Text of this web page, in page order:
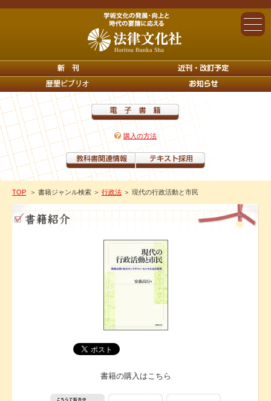
購入の方法
TOP ＞ 書籍ジャンル検索 ＞ 行政法 ＞ 現代の行政活動と市民
書籍の購入はこちら